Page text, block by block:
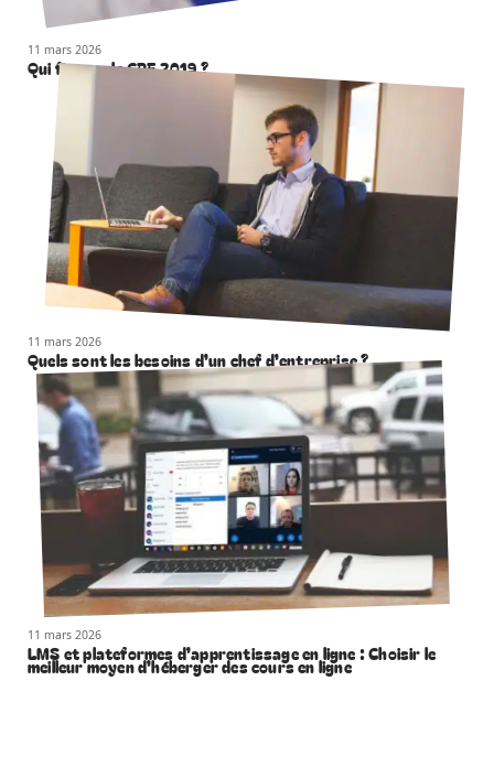
11 mars 2026
Qui finance le CPF 2019 ?
11 mars 2026
Quels sont les besoins d’un chef d’entreprise ?
11 mars 2026
LMS et plateformes d’apprentissage en ligne : Choisir le
meilleur moyen d’héberger des cours en ligne